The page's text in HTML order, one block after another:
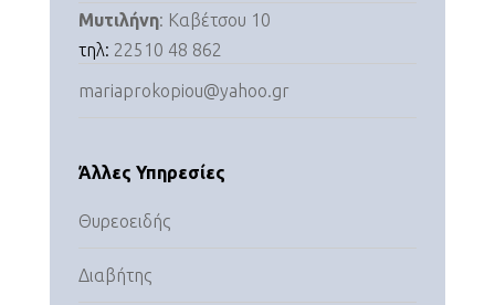
Μυτιλήνη: Καβέτσου 10
τηλ: 22510 48 862
mariaprokopiou@yahoo.gr
Άλλες Υπηρεσίες
Θυρεοειδής
Διαβήτης